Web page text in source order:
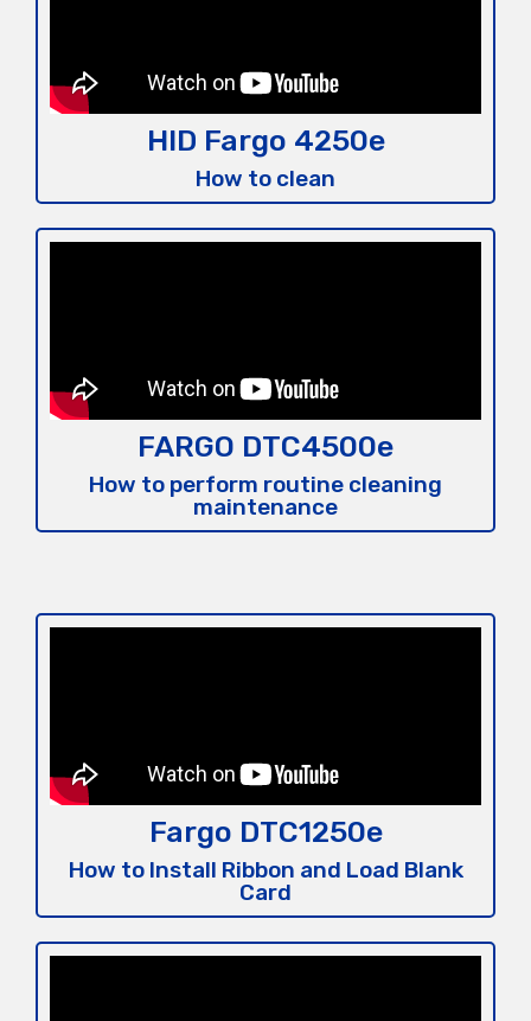
HID Fargo 4250e
How to clean
FARGO DTC4500e
How to perform routine cleaning
maintenance​
Fargo DTC1250e
How to Install Ribbon and Load Blank
Card​